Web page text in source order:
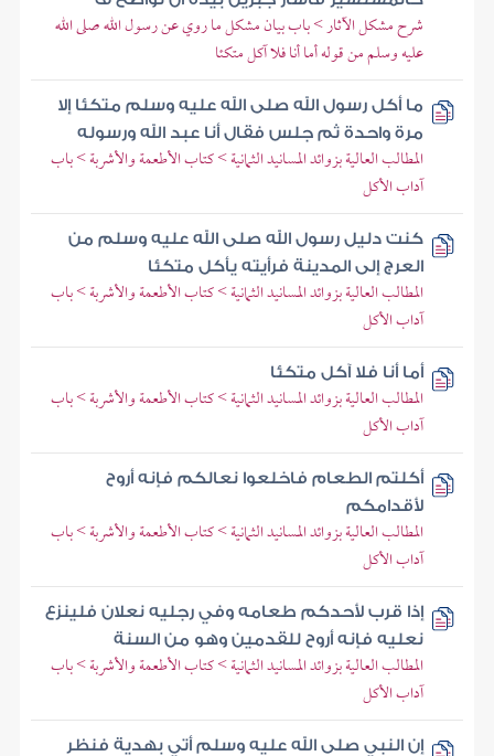
شرح مشكل الآثار > باب بيان مشكل ما روي عن رسول الله صلى الله
عليه وسلم من قوله أما أنا فلا آكل متكئا
ما أكل رسول الله صلى الله عليه وسلم متكئا إلا
مرة واحدة ثم جلس فقال أنا عبد الله ورسوله
المطالب العالية بزوائد المسانيد الثمانية > كتاب الأطعمة والأشربة > باب
آداب الأكل
كنت دليل رسول الله صلى الله عليه وسلم من
العرج إلى المدينة فرأيته يأكل متكئا
المطالب العالية بزوائد المسانيد الثمانية > كتاب الأطعمة والأشربة > باب
آداب الأكل
أما أنا فلا آكل متكئا
المطالب العالية بزوائد المسانيد الثمانية > كتاب الأطعمة والأشربة > باب
آداب الأكل
أكلتم الطعام فاخلعوا نعالكم فإنه أروح
لأقدامكم
المطالب العالية بزوائد المسانيد الثمانية > كتاب الأطعمة والأشربة > باب
آداب الأكل
إذا قرب لأحدكم طعامه وفي رجليه نعلان فلينزع
نعليه فإنه أروح للقدمين وهو من السنة
المطالب العالية بزوائد المسانيد الثمانية > كتاب الأطعمة والأشربة > باب
آداب الأكل
إن النبي صلى الله عليه وسلم أتي بهدية فنظر